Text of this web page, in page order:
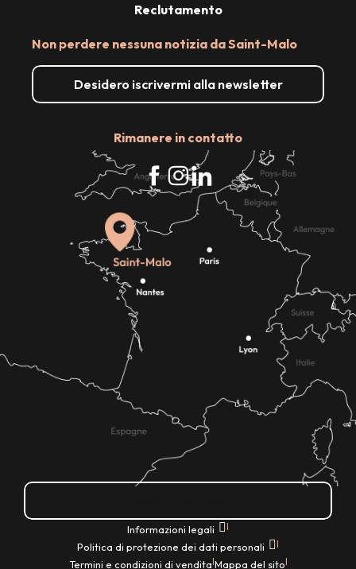
Non perdere nessuna notizia da Saint-Malo
Desidero iscrivermi alla newsletter
Rimanere in contatto
Reclutamento
Informazioni legali |
Politica di protezione dei dati personali |
Termini e condizioni di vendita|Mappa del sito|